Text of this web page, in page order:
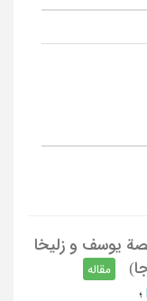
قصة یوسف و زلیخا
مقاله
؛